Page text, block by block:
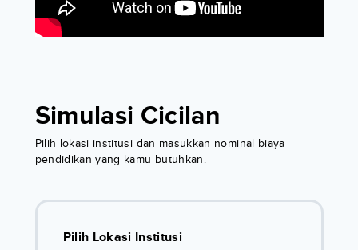
Simulasi Cicilan
Pilih lokasi institusi dan masukkan nominal biaya
pendidikan yang kamu butuhkan.
Pilih Lokasi Institusi